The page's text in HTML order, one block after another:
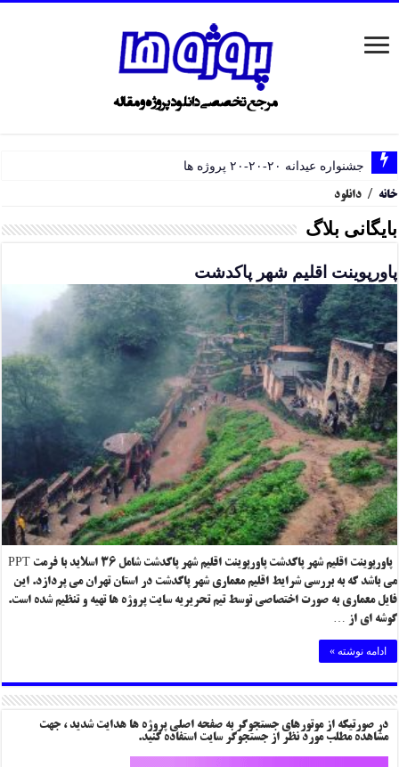
جشنواره عیدانه ۲۰-۲۰-۲۰ پروژه ها
خانه / دانلود
بایگانی بلاگ
پاورپوینت اقلیم شهر پاکدشت
پاورپوینت اقلیم شهر پاکدشت پاورپوینت اقلیم شهر پاکدشت شامل ۳۶ اسلاید با فرمت PPT
می باشد که به بررسی شرایط اقلیم معماری شهر پاکدشت در استان تهران می پردازد. این
فایل معماری به صورت اختصاصی توسط تیم تحریریه سایت پروژه ها تهیه و تنظیم شده است.
گوشه ای از …
ادامه نوشته »
در صورتیکه از موتورهای جستجوگر به صفحه اصلی پروژه ها هدایت شدید ، جهت
مشاهده مطلب مورد نظر از جستجوگر سایت استفاده کنید.